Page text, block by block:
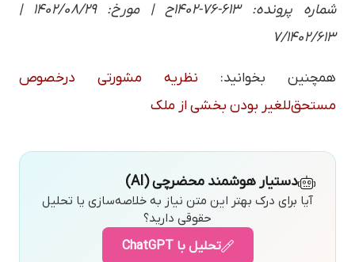
شماره پرونده: ۶۱۳-۷۶-۱۴۰۲ح | مورخ: ١٤٠٢/٠٨/٢٩ |
۷/۱۴۰۲/۶۱۳
همچنین بخوانید: نظریه مشورتی درخصوص
مستحق‌للغیر بودن بخشی از ملک
دستیار هوشمند محضرچی (AI)
آیا برای درک بهتر این متن نیاز به خلاصه‌سازی یا تحلیل
حقوقی دارید؟
تحلیل با ChatGPT